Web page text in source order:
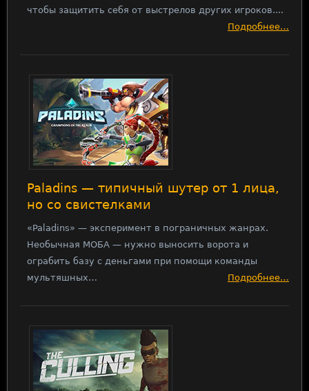
чтобы защитить себя от выстрелов других игроков....
Подробнее…
Paladins — типичный шутер от 1 лица,
но со свистелками
«Paladins» — эксперимент в пограничных жанрах.
Необычная МОБА — нужно выносить ворота и
ограбить базу с деньгами при помощи команды
мультяшных…
Подробнее…